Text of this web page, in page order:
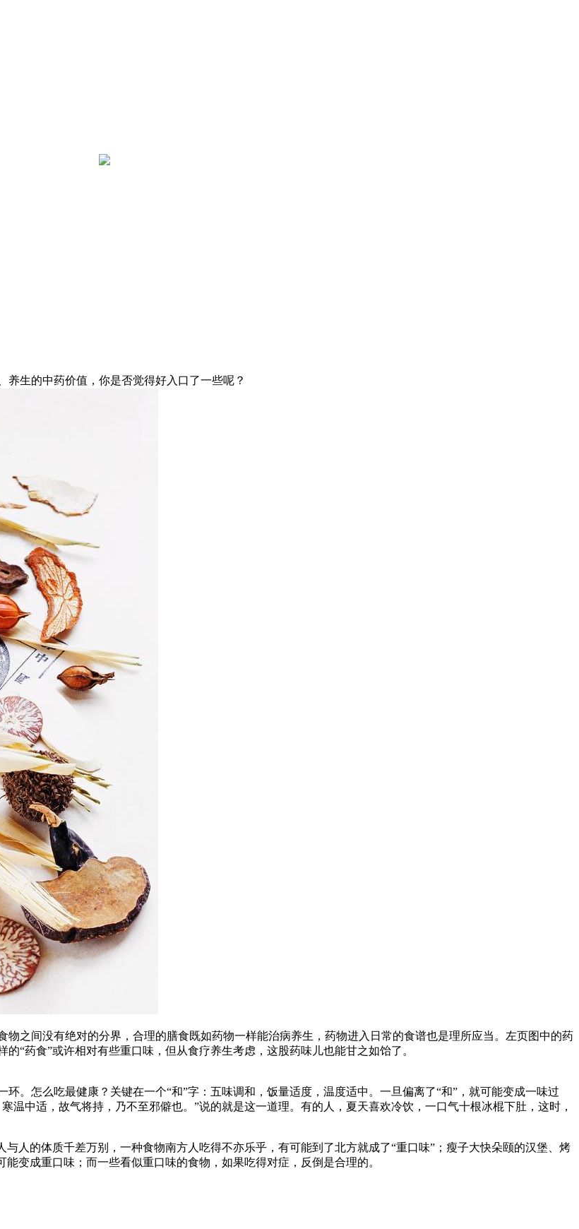
生的中药价值，你是否觉得好入口了一些呢？
之间没有绝对的分界，合理的膳食既如药物一样能治病养生，药物进入日常的食谱也是理所应当。左页图中的药
“药食”或许相对有些重口味，但从食疗养生考虑，这股药味儿也能甘之如饴了。
。怎么吃最健康？关键在一个“和”字：五味调和，饭量适度，温度适中。一旦偏离了“和”，就可能变成一味过
温中适，故气将持，乃不至邪僻也。”说的就是这一道理。有的人，夏天喜欢冷饮，一口气十根冰棍下肚，这时，
人的体质千差万别，一种食物南方人吃得不亦乐乎，有可能到了北方就成了“重口味”；瘦子大快朵颐的汉堡、烤
变成重口味；而一些看似重口味的食物，如果吃得对症，反倒是合理的。